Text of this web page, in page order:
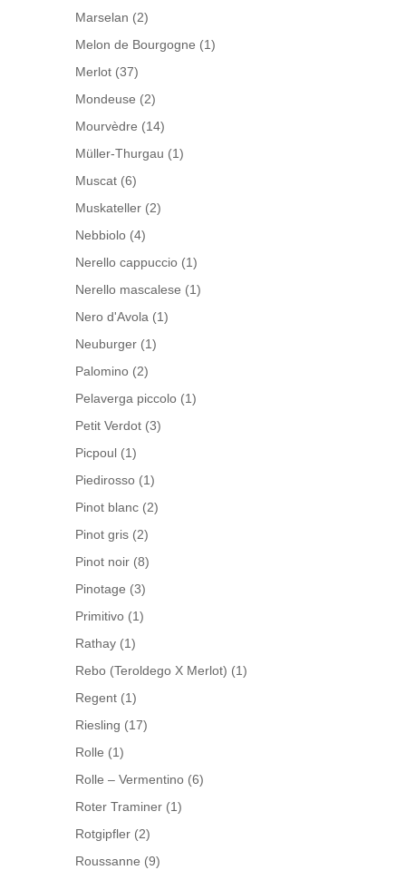
Marselan (2)
Melon de Bourgogne (1)
Merlot (37)
Mondeuse (2)
Mourvèdre (14)
Müller-Thurgau (1)
Muscat (6)
Muskateller (2)
Nebbiolo (4)
Nerello cappuccio (1)
Nerello mascalese (1)
Nero d'Avola (1)
Neuburger (1)
Palomino (2)
Pelaverga piccolo (1)
Petit Verdot (3)
Picpoul (1)
Piedirosso (1)
Pinot blanc (2)
Pinot gris (2)
Pinot noir (8)
Pinotage (3)
Primitivo (1)
Rathay (1)
Rebo (Teroldego X Merlot) (1)
Regent (1)
Riesling (17)
Rolle (1)
Rolle – Vermentino (6)
Roter Traminer (1)
Rotgipfler (2)
Roussanne (9)